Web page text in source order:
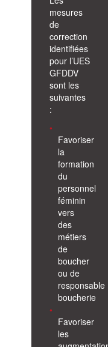
mesures
de
correction
identifiées
pour l’UES
GFDDV
sont les
suivantes
:
Favoriser
la
formation
du
personnel
féminin
vers
des
métiers
de
boucher
ou de
responsable
boucherie
Favoriser
les